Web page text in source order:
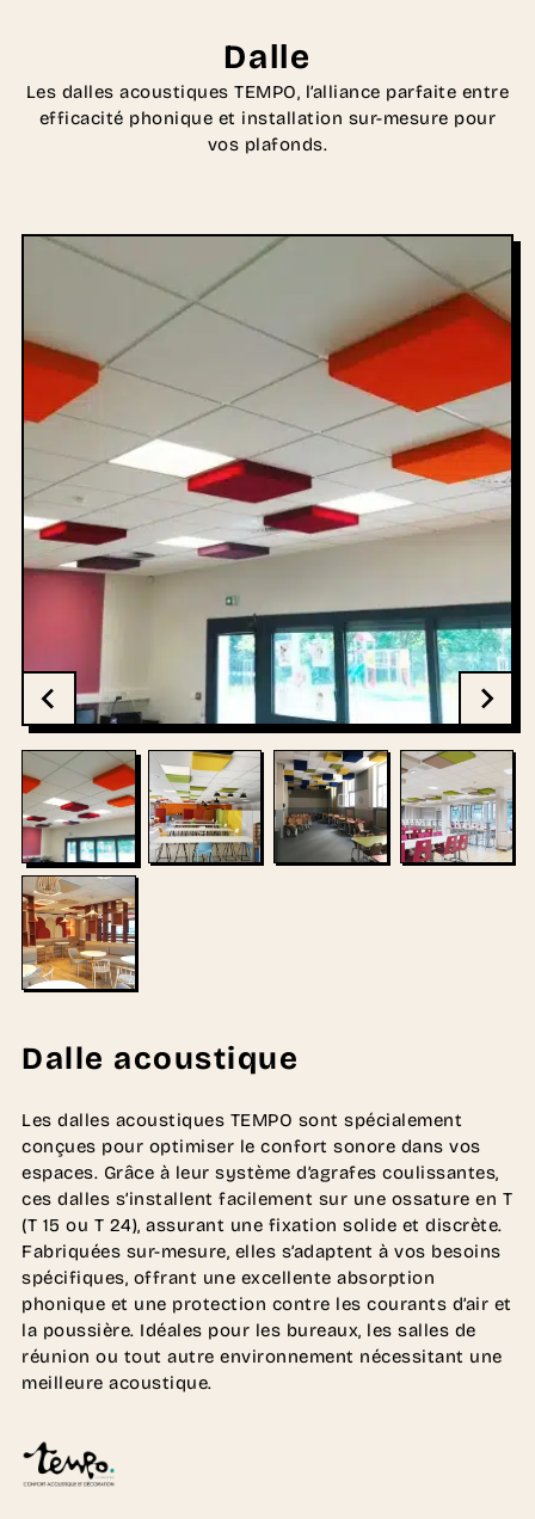
Dalle
Les dalles acoustiques TEMPO, l’alliance parfaite entre
efficacité phonique et installation sur-mesure pour
vos plafonds.
Dalle acoustique
Les dalles acoustiques TEMPO sont spécialement
conçues pour optimiser le confort sonore dans vos
espaces. Grâce à leur système d’agrafes coulissantes,
ces dalles s’installent facilement sur une ossature en T
(T 15 ou T 24), assurant une fixation solide et discrète.
Fabriquées sur-mesure, elles s’adaptent à vos besoins
spécifiques, offrant une excellente absorption
phonique et une protection contre les courants d’air et
la poussière. Idéales pour les bureaux, les salles de
réunion ou tout autre environnement nécessitant une
meilleure acoustique.